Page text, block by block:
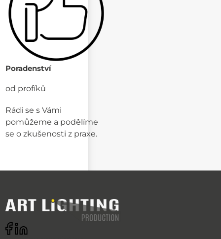
Poradenství
od profíků
Rádi se s Vámi
pomůžeme a podělíme
se o zkušenosti z praxe.